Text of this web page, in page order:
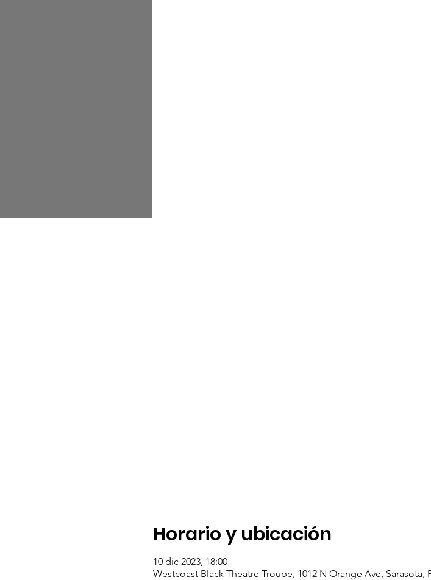
Horario y ubicación
10 dic 2023, 18:00
Westcoast Black Theatre Troupe, 1012 N Orange Ave, Sarasota,